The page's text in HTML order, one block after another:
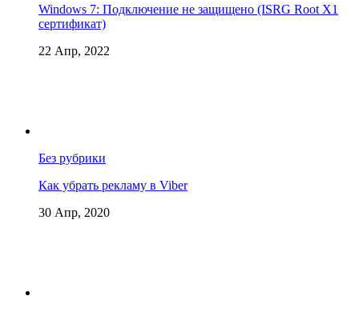
Windows 7: Подключение не защищено (ISRG Root X1
сертификат)
22 Апр, 2022
Без рубрики
Как убрать рекламу в Viber
30 Апр, 2020